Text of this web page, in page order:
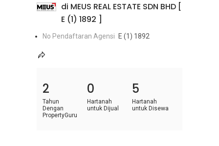
di MEUS REAL ESTATE SDN BHD [
E (1) 1892 ]
No Pendaftaran Agensi E (1) 1892
2
Tahun
Dengan
PropertyGuru
0
Hartanah
untuk Dijual
5
Hartanah
untuk Disewa